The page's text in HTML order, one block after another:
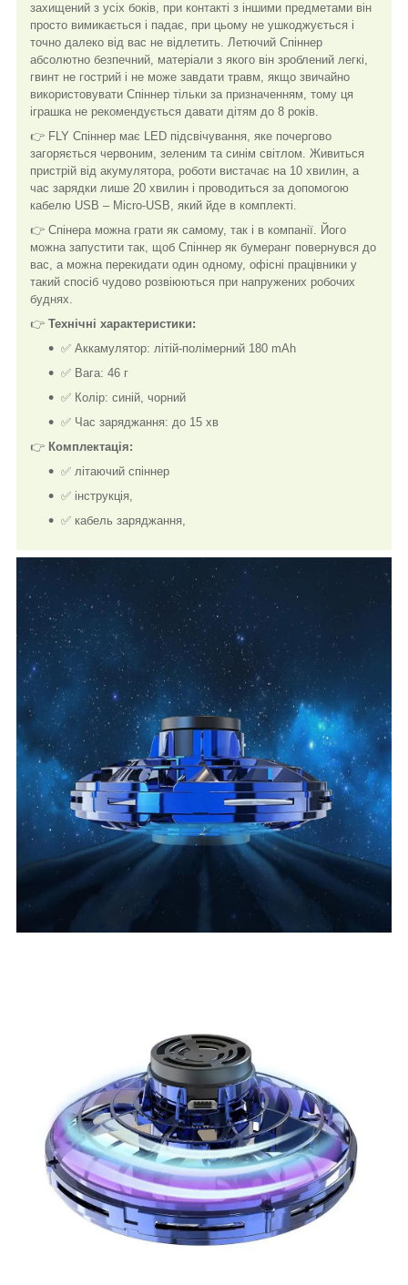
захищений з усіх боків, при контакті з іншими предметами він
просто вимикається і падає, при цьому не ушкоджується і
точно далеко від вас не відлетить. Летючий Спіннер
абсолютно безпечний, матеріали з якого він зроблений легкі,
гвинт не гострий і не може завдати травм, якщо звичайно
використовувати Спіннер тільки за призначенням, тому ця
іграшка не рекомендується давати дітям до 8 років.
👉 FLY Спіннер має LED підсвічування, яке почергово
загоряється червоним, зеленим та синім світлом. Живиться
пристрій від акумулятора, роботи вистачає на 10 хвилин, а
час зарядки лише 20 хвилин і проводиться за допомогою
кабелю USB – Micro-USB, який йде в комплекті.
👉 Спінера можна грати як самому, так і в компанії. Його
можна запустити так, щоб Спіннер як бумеранг повернувся до
вас, а можна перекидати один одному, офісні працівники у
такий спосіб чудово розвіюються при напружених робочих
буднях.
👉 Технічні характеристики:
✅ Аккамулятор: літій-полімерний 180 mAh
✅ Вага: 46 г
✅ Колір: синій, чорний
✅ Час заряджання: до 15 хв
👉 Комплектація:
✅ літаючий спіннер
✅ інструкція,
✅ кабель заряджання,